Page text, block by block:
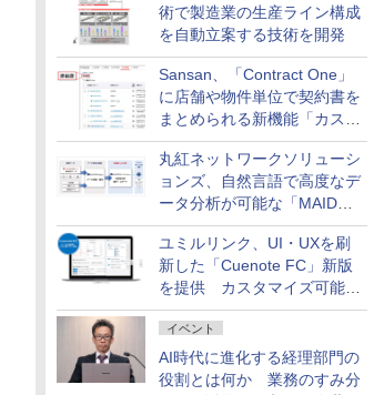
術で製造業の生産ライン構成
を自動立案する技術を開発
Sansan、「Contract One」
に店舗や物件単位で契約書を
まとめられる新機能「カスタ
ム契約ツリー」を追加
丸紅ネットワークソリューシ
ョンズ、自然言語で高度なデ
ータ分析が可能な「MAIDOA
AI ASSIST」を9月より提供
ユミルリンク、UI・UXを刷
新した「Cuenote FC」新版
を提供 カスタマイズ可能な
ダッシュボード画面を搭載
イベント
AI時代に進化する経理部門の
役割とは何か 業務のすみ分